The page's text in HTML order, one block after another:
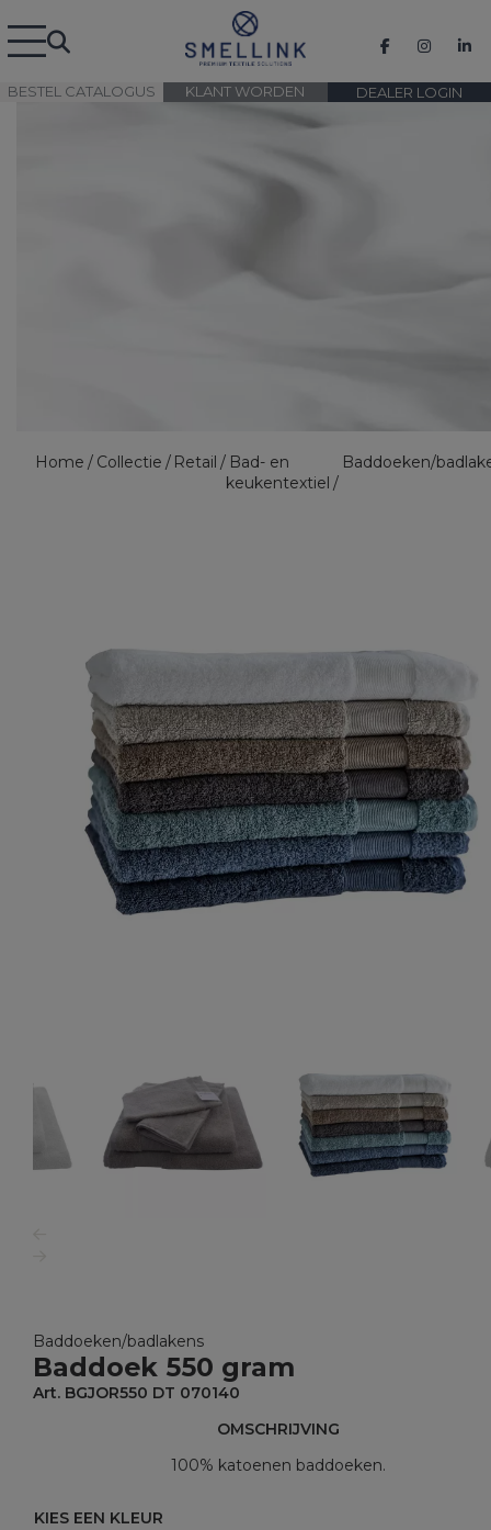
BESTEL CATALOGUS DEALER LOGIN
KLANT WORDEN
Home Collectie Retail
Bad- en
keukentextiel
Baddoeken/
Baddoeken/badlakens
Baddoek 550 gram
Art. BGJOR550 DT 070140
OMSCHRIJVING
100% katoenen baddoeken.
KIES EEN KLEUR